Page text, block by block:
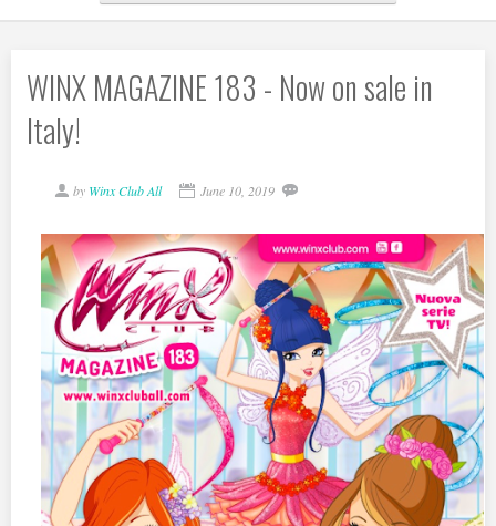
WINX MAGAZINE 183 - Now on sale in
Italy!
by Winx Club All June 10, 2019